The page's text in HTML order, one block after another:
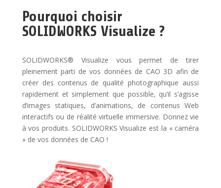
Pourquoi choisir
SOLIDWORKS Visualize ?
SOLIDWORKS® Visualize vous permet de tirer
pleinement parti de vos données de CAO 3D afin de
créer des contenus de qualité photographique aussi
rapidement et simplement que possible, qu’il s’agisse
d’images statiques, d’animations, de contenus Web
interactifs ou de réalité virtuelle immersive. Donnez vie
à vos produits. SOLIDWORKS Visualize est la « caméra
» de vos données de CAO !